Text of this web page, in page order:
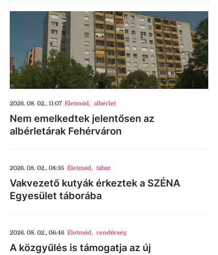
2026. 08. 02., 11:07 Életmód, albérlet
Nem emelkedtek jelentősen az
albérletárak Fehérváron
2026. 08. 02., 08:35 Életmód, tábor
Vakvezető kutyák érkeztek a SZÉNA
Egyesület táborába
2026. 08. 02., 06:46 Életmód, rendőrség
A közgyűlés is támogatja az új